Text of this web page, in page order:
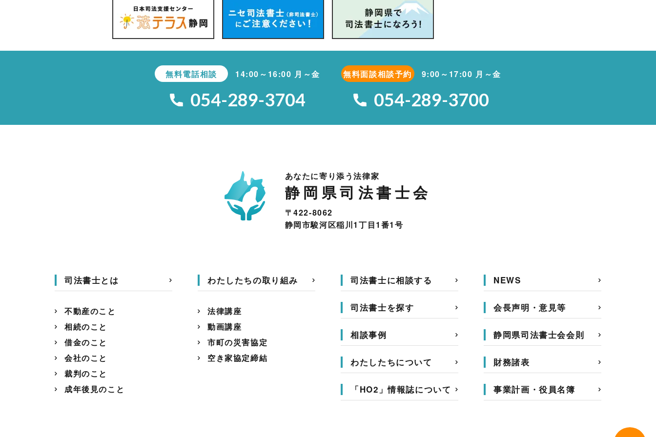
無料電話相談 14:00～16:00 月～金
054-289-3704
無料面談相談予約 9:00～17:00 月～金
054-289-3700
あなたに寄り添う法律家
静岡県司法書士会
〒422-8062
静岡市駿河区稲川1丁目1番1号
司法書士とは
不動産のこと
相続のこと
借金のこと
会社のこと
裁判のこと
成年後見のこと
わたしたちの取り組み
法律講座
動画講座
市町の災害協定
空き家協定締結
司法書士に相談する
司法書士を探す
相談事例
わたしたちについて
「HO2」情報誌について
NEWS
会長声明・意見等
静岡県司法書士会会則
財務諸表
事業計画・役員名簿